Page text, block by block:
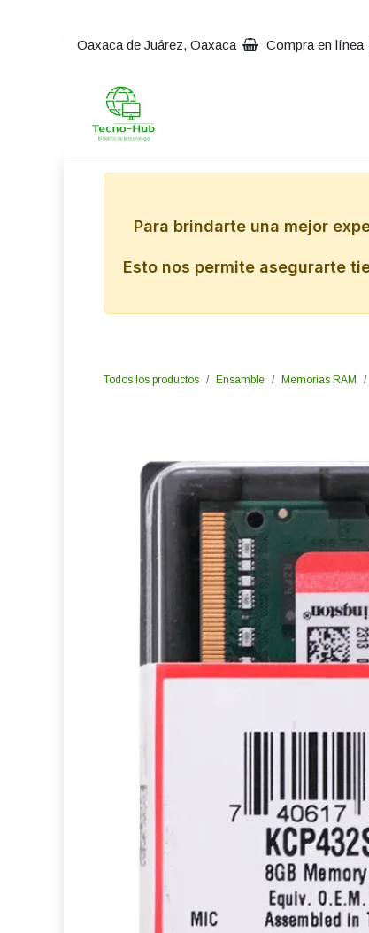
Oaxaca de Juárez, Oaxaca Compra en línea
Para brindarte una mejor
Esto nos permite asegurarte
Todos los productos Ensamble Memorias RAM